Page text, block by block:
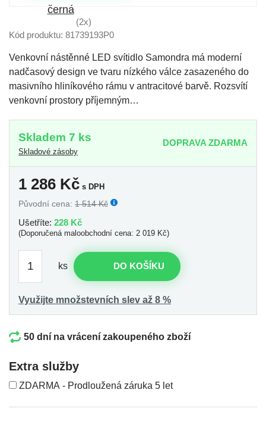
(2x)
Kód produktu: 81739193P0
Venkovní nástěnné LED svítidlo Samondra má moderní
nadčasový design ve tvaru nízkého válce zasazeného do
masivního hliníkového rámu v antracitové barvě. Rozsvítí
venkovní prostory příjemným…
Skladem 7 ks
Skladové zásoby
DOPRAVA ZDARMA
1 286 Kč s DPH
Původní cena: 1 514 Kč
Ušetříte: 228 Kč
(Doporučená maloobchodní cena: 2 019 Kč)
ks DO KOŠÍKU
Využijte množstevních slev až 8 %
50 dní na vrácení zakoupeného zboží
Extra služby
ZDARMA - Prodloužená záruka 5 let